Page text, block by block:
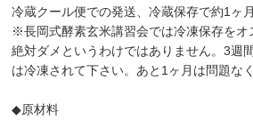
冷蔵クール便での発送、冷蔵保存で約1ヶ月
※長岡式酵素玄米講習会では冷凍保存をオ
絶対ダメというわけではありません。3週
は冷凍されて下さい。あと1ヶ月は問題な
◆原材料